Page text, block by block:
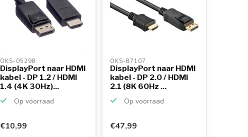
OKS-05298
DisplayPort naar HDMI
kabel - DP 1.2 / HDMI
1.4 (4K 30Hz)...
Op voorraad
€10,99
OKS-87107
DisplayPort naar HDMI
kabel - DP 2.0 / HDMI
2.1 (8K 60Hz ...
Op voorraad
€47,99